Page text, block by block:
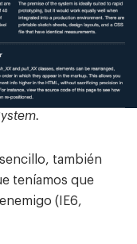
también
teníamos que
(IE6,